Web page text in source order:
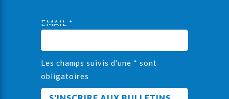
EMAIL *
Les champs suivis d'une * sont
obligatoires